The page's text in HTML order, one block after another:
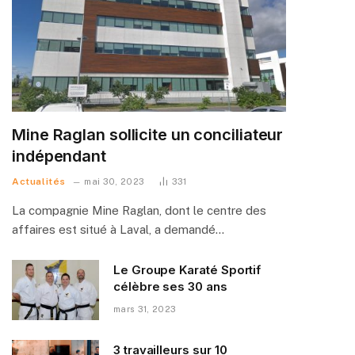
Mine Raglan sollicite un conciliateur
indépendant
Actualités mai 30, 2023 331
La compagnie Mine Raglan, dont le centre des
affaires est situé à Laval, a demandé…
Le Groupe Karaté Sportif
célèbre ses 30 ans
mars 31, 2023
3 travailleurs sur 10